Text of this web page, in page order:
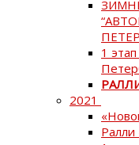
1
2021